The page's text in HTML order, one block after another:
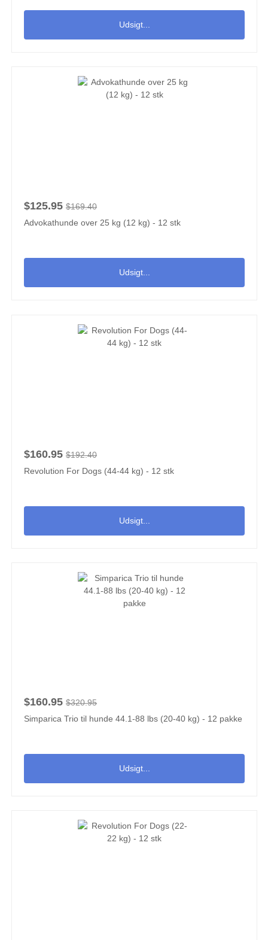
Udsigt...
$125.95 $169.40
Advokathunde over 25 kg (12 kg) - 12 stk
Udsigt...
$160.95 $192.40
Revolution For Dogs (44-44 kg) - 12 stk
Udsigt...
$160.95 $320.95
Simparica Trio til hunde 44.1-88 lbs (20-40 kg) - 12 pakke
Udsigt...